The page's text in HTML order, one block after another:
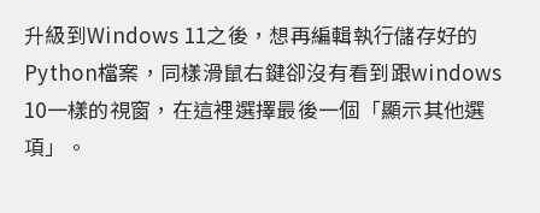
升級到Windows 11之後，想再編輯執行儲存好的
Python檔案，同樣滑鼠右鍵卻沒有看到跟windows
10一樣的視窗，在這裡選擇最後一個「顯示其他選
項」。